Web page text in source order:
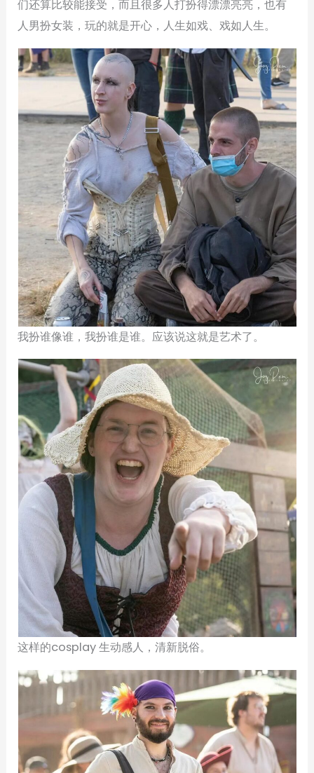
们还算比较能接受，而且很多人打扮得漂漂亮亮，也有
人男扮女装，玩的就是开心，人生如戏、戏如人生。
我扮谁像谁，我扮谁是谁。应该说这就是艺术了。
这样的cosplay 生动感人，清新脱俗。